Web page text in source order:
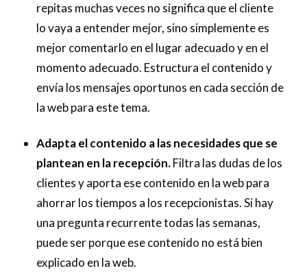
repitas muchas veces no significa que el cliente
lo vaya a entender mejor, sino simplemente es
mejor comentarlo en el lugar adecuado y en el
momento adecuado. Estructura el contenido y
envía los mensajes oportunos en cada sección de
la web para este tema.
Adapta el contenido a las necesidades que se
plantean en la recepción.Filtra las dudas de los
clientes y aporta ese contenido en la web para
ahorrar los tiempos a los recepcionistas. Si hay
una pregunta recurrente todas las semanas,
puede ser porque ese contenido no está bien
explicado en la web.